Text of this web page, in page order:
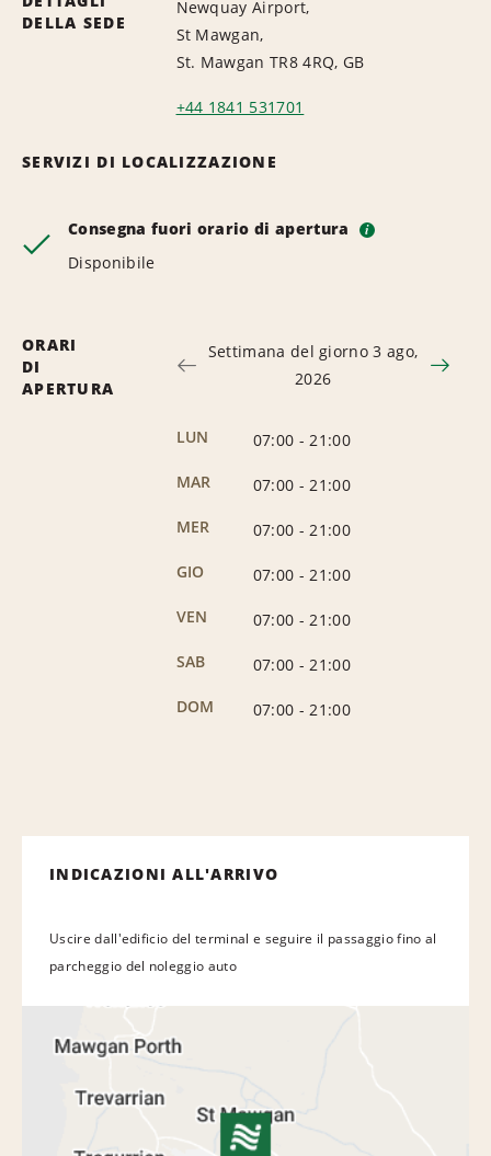
DELLA SEDE
Newquay Airport,
St Mawgan,
St. Mawgan TR8 4RQ, GB
+44 1841 531701
SERVIZI DI LOCALIZZAZIONE
Consegna fuori orario di apertura i
Disponibile
ORARI
DI
APERTURA
Settimana del giorno 3 ago,
2026
LUN 07:00 - 21:00
MAR
07:00 - 21:00
MER
07:00 - 21:00
GIO
07:00 - 21:00
VEN
07:00 - 21:00
SAB
07:00 - 21:00
DOM
07:00 - 21:00
INDICAZIONI ALL'ARRIVO
Uscire dall'edificio del terminal e seguire il passaggio fino al
parcheggio del noleggio auto